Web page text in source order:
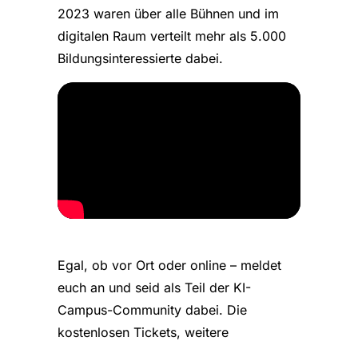
2023 waren über alle Bühnen und im
digitalen Raum verteilt mehr als 5.000
Bildungsinteressierte dabei.
Egal, ob vor Ort oder online – meldet
euch an und seid als Teil der KI-
Campus-Community dabei. Die
kostenlosen Tickets, weitere